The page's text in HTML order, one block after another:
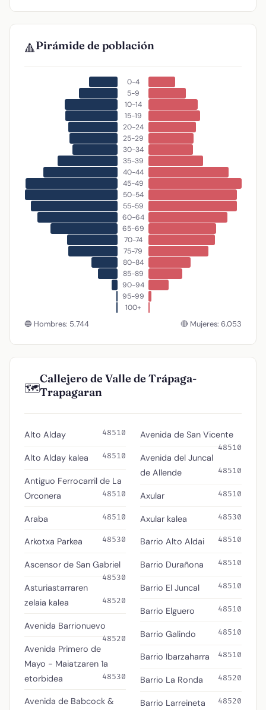
🔺Pirámide de población
0-4
5-9
10-14
15-19
20-24
25-29
30-34
35-39
40-44
45-49
50-54
55-59
60-64
65-69
70-74
75-79
80-84
85-89
90-94
95-99
100+
🔵 Hombres: 5.744 🔴 Mujeres: 6.053
🗺️
Callejero de Valle de Trápaga-
Trapagaran
Alto Alday 48510
Alto Alday kalea 48510
Antiguo Ferrocarril de La
Orconera
48510
Araba 48510
Arkotxa Parkea 48530
Ascensor de San Gabriel
48530
Asturiastarraren
zelaia kalea
48520
Avenida Barrionuevo
48520
Avenida Primero de
Mayo - Maiatzaren 1a
etorbidea
48530
Avenida de Babcock &
Avenida de San Vicente
48510
Avenida del Juncal
de Allende
48510
Axular 48510
Axular kalea 48530
Barrio Alto Aldai 48510
Barrio Durañona 48510
Barrio El Juncal 48510
Barrio Elguero 48510
Barrio Galindo 48510
Barrio Ibarzaharra 48510
Barrio La Ronda 48520
Barrio Larreineta 48520